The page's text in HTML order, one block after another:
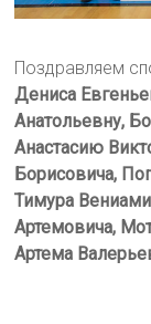
Поздравляем
Дениса
Анатольевну,
Анастасию
Борисовича,
Тимура
Артемовича,
Артема